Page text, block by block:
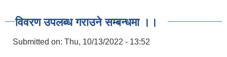
विवरण उपलब्ध गराउने सम्बन्धमा ।।
Submitted on: Thu, 10/13/2022 - 13:52